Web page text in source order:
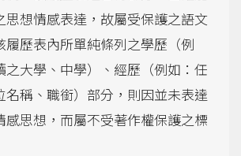
思想情感表達，故屬受保護之語文
履歷表內所單純條列之學歷（例
之大學、中學）、經歷（例如：任
名稱、職銜）部分，則因並未表達
感思想，而屬不受著作權保護之標